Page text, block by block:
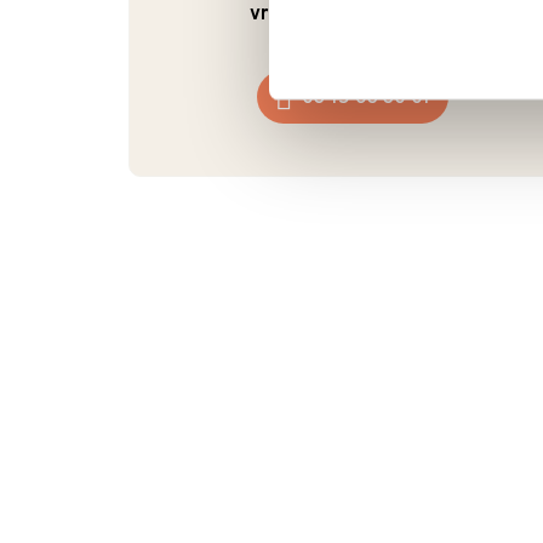
vrijdag van 9:00 - 17:00
0345 63 30 01